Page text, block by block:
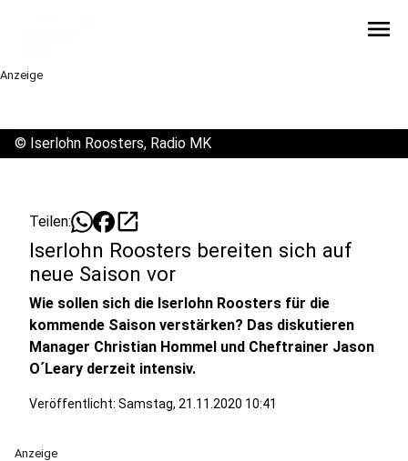
menu
Anzeige
© Iserlohn Roosters, Radio MK
Teilen: open_in_new
Iserlohn Roosters bereiten sich auf
neue Saison vor
Wie sollen sich die Iserlohn Roosters für die
kommende Saison verstärken? Das diskutieren
Manager Christian Hommel und Cheftrainer Jason
O´Leary derzeit intensiv.
Veröffentlicht: Samstag, 21.11.2020 10:41
Anzeige